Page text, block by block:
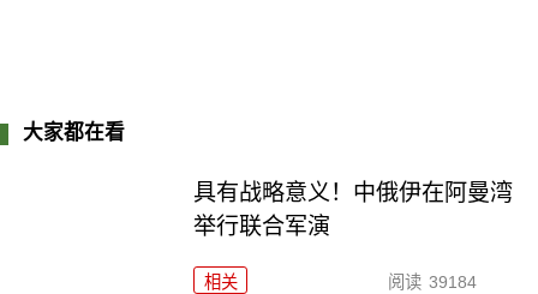
大家都在看
具有战略意义！中俄伊在阿曼湾
举行联合军演
相关 阅读 39184